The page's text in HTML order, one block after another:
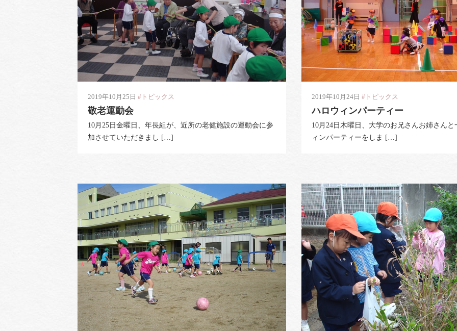
2019年10月25日 #トピックス
敬老運動会
10月25日金曜日、年長組が、近所の老健施設の運動会に参
加させていただきまし […]
2019年10月24日 #トピックス
ハロウィンパーティー
10月24日木曜日、大学のお兄さんお姉さん
ィンパーティーをしま […]